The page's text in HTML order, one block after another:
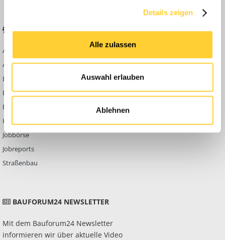
Details zeigen
Alle zulassen
Auswahl erlauben
Ablehnen
BELIEBTE FOREN
Abbruch
Ausbildung & Beruf
Bau Allgemein
Baumaschinen
Berg- & Tagebau
Hoch- & Tiefbau
Jobbörse
Jobreports
Straßenbau
KONTAKT
Werben auf
Bauforum24
Kontakt
Impressum
BAUFORUM24 NEWSLETTER
Mit dem Bauforum24 Newsletter
informieren wir über aktuelle Video